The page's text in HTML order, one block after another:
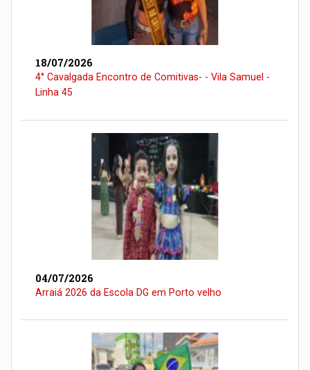
18/07/2026
4° Cavalgada Encontro de Comitivas- - Vila Samuel -
Linha 45
04/07/2026
Arraiá 2026 da Escola DG em Porto velho